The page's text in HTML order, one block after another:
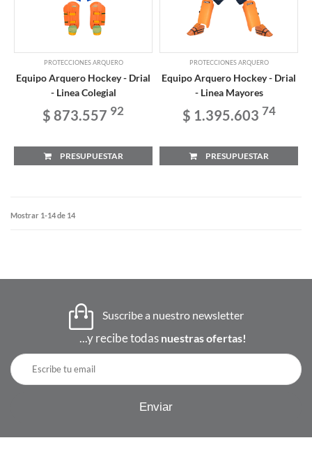
PROTECCIONES ARQUERO
Equipo Arquero Hockey - Drial
- Linea Colegial
$ 873.557 92
PRESUPUESTAR
PROTECCIONES ARQUERO
Equipo Arquero Hockey - Drial
- Linea Mayores
$ 1.395.603 74
PRESUPUESTAR
Mostrar 1-14 de 14
Suscribe a nuestro newsletter
...y recibe todas nuestras ofertas!